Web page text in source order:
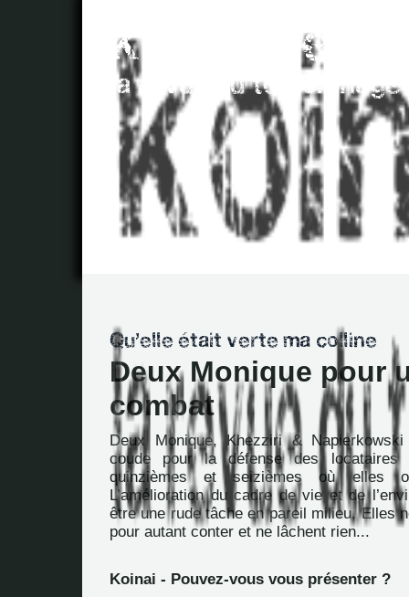
Deux Monique pour
combat
Deux Monique, Khezziri &
coude pour la défense des
quinzièmes et seizièmes où elles
L’amélioration du cadre de vie et de
être une rude tâche en pareil milieu. Elles
pour autant conter et ne lâchent rien...
Koinai - Pouvez-vous vous présenter ?